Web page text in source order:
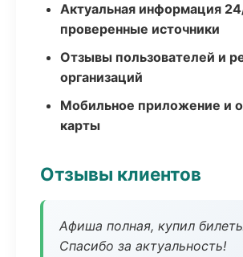
Актуальная информация
проверенные источники
Отзывы пользователей и
организаций
Мобильное приложение и
карты
Отзывы клиентов
Афиша полная, купил
Спасибо за актуальность!